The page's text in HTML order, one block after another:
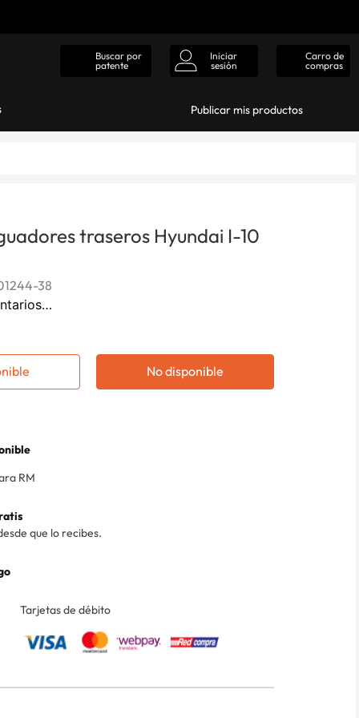
Buscar por
patente
Iniciar
sesión
Carro de
compras
Publicar mis productos
traseros Hyundai I-10
38
No disponible
RM
que lo recibes.
Tarjetas de débito